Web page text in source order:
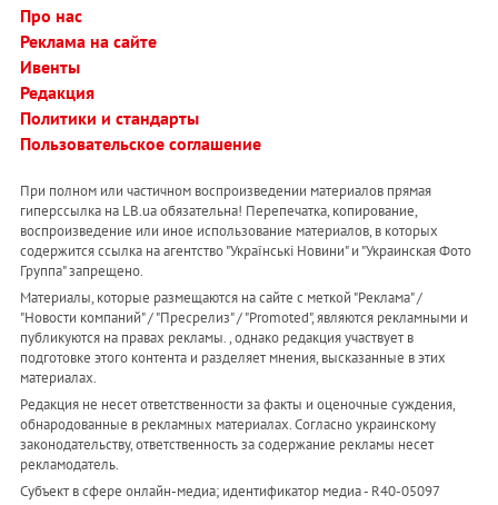
Про нас
Реклама на сайте
Ивенты
Редакция
Политики и стандарты
Пользовательское соглашение
При полном или частичном воспроизведении материалов прямая
гиперссылка на LB.ua обязательна! Перепечатка, копирование,
воспроизведение или иное использование материалов, в которых
содержится ссылка на агентство "Українськi Новини" и "Украинская Фото
Группа" запрещено.
Материалы, которые размещаются на сайте с меткой "Реклама" /
"Новости компаний" / "Пресрелиз" / "Promoted", являются рекламными и
публикуются на правах рекламы. , однако редакция участвует в
подготовке этого контента и разделяет мнения, высказанные в этих
материалах.
Редакция не несет ответственности за факты и оценочные суждения,
обнародованные в рекламных материалах. Согласно украинскому
законодательству, ответственность за содержание рекламы несет
рекламодатель.
Субъект в сфере онлайн-медиа; идентификатор медиа - R40-05097